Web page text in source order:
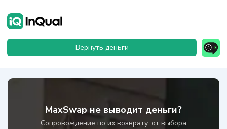
Вернуть деньги
MaxSwap не выводит деньги?
Сопровождение по их возврату: от выбора